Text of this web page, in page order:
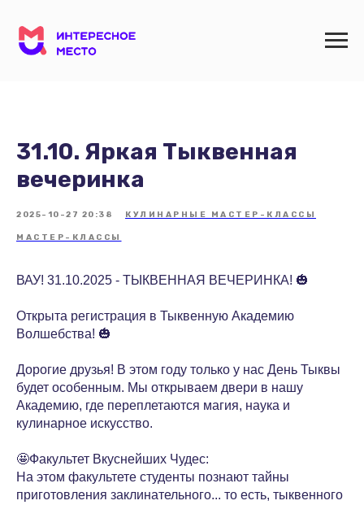
31.10. Яркая Тыквенная
вечеринка
2025-10-27 20:38 КУЛИНАРНЫЕ МАСТЕР-КЛАССЫ
МАСТЕР-КЛАССЫ
ВАУ! 31.10.2025 - ТЫКВЕННАЯ ВЕЧЕРИНКА! 🎃
Открыта регистрация в Тыквенную Академию
Волшебства! 🎃
Дорогие друзья! В этом году только у нас День Тыквы
будет особенным. Мы открываем двери в нашу
Академию, где переплетаются магия, наука и
кулинарное искусство.
🤩Факультет Вкуснейших Чудес:
На этом факультете студенты познают тайны
приготовления заклинательного... то есть, тыквенного